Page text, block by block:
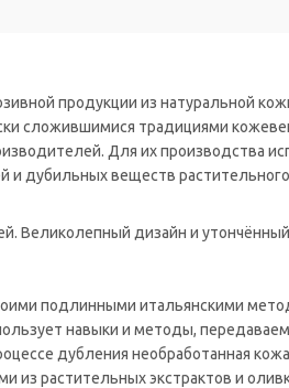
продукции из натуральной
сложившимися традициями
Для их производства
и дубильных веществ
Великолепный дизайн и
подлинными итальянскими
навыки и методы,
дубления необработанная
из растительных экстрактов и